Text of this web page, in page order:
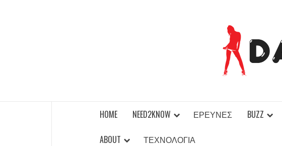
HOME NEED2KNOW ΈΡΕΥΝΕΣ BUZZ
ABOUT ΤΕΧΝΟΛΟΓΊΑ